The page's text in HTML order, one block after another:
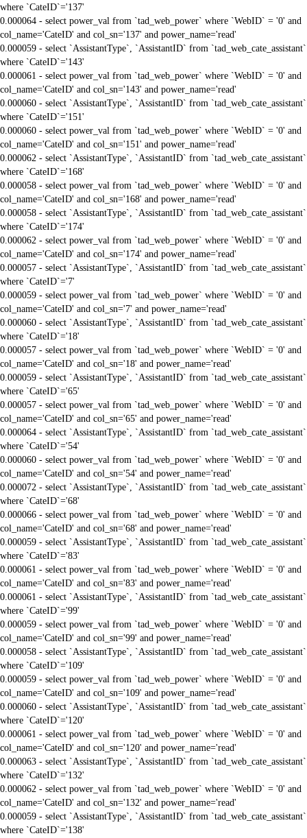
where `CateID`='137'
0.000064 - select power_val from `tad_web_power` where `WebID` = '0' and
col_name='CateID' and col_sn='137' and power_name='read'
0.000059 - select `AssistantType`, `AssistantID` from `tad_web_cate_assistant`
where `CateID`='143'
0.000061 - select power_val from `tad_web_power` where `WebID` = '0' and
col_name='CateID' and col_sn='143' and power_name='read'
0.000060 - select `AssistantType`, `AssistantID` from `tad_web_cate_assistant`
where `CateID`='151'
0.000060 - select power_val from `tad_web_power` where `WebID` = '0' and
col_name='CateID' and col_sn='151' and power_name='read'
0.000062 - select `AssistantType`, `AssistantID` from `tad_web_cate_assistant`
where `CateID`='168'
0.000058 - select power_val from `tad_web_power` where `WebID` = '0' and
col_name='CateID' and col_sn='168' and power_name='read'
0.000058 - select `AssistantType`, `AssistantID` from `tad_web_cate_assistant`
where `CateID`='174'
0.000062 - select power_val from `tad_web_power` where `WebID` = '0' and
col_name='CateID' and col_sn='174' and power_name='read'
0.000057 - select `AssistantType`, `AssistantID` from `tad_web_cate_assistant`
where `CateID`='7'
0.000059 - select power_val from `tad_web_power` where `WebID` = '0' and
col_name='CateID' and col_sn='7' and power_name='read'
0.000060 - select `AssistantType`, `AssistantID` from `tad_web_cate_assistant`
where `CateID`='18'
0.000057 - select power_val from `tad_web_power` where `WebID` = '0' and
col_name='CateID' and col_sn='18' and power_name='read'
0.000059 - select `AssistantType`, `AssistantID` from `tad_web_cate_assistant`
where `CateID`='65'
0.000057 - select power_val from `tad_web_power` where `WebID` = '0' and
col_name='CateID' and col_sn='65' and power_name='read'
0.000064 - select `AssistantType`, `AssistantID` from `tad_web_cate_assistant`
where `CateID`='54'
0.000060 - select power_val from `tad_web_power` where `WebID` = '0' and
col_name='CateID' and col_sn='54' and power_name='read'
0.000072 - select `AssistantType`, `AssistantID` from `tad_web_cate_assistant`
where `CateID`='68'
0.000066 - select power_val from `tad_web_power` where `WebID` = '0' and
col_name='CateID' and col_sn='68' and power_name='read'
0.000059 - select `AssistantType`, `AssistantID` from `tad_web_cate_assistant`
where `CateID`='83'
0.000061 - select power_val from `tad_web_power` where `WebID` = '0' and
col_name='CateID' and col_sn='83' and power_name='read'
0.000061 - select `AssistantType`, `AssistantID` from `tad_web_cate_assistant`
where `CateID`='99'
0.000059 - select power_val from `tad_web_power` where `WebID` = '0' and
col_name='CateID' and col_sn='99' and power_name='read'
0.000058 - select `AssistantType`, `AssistantID` from `tad_web_cate_assistant`
where `CateID`='109'
0.000059 - select power_val from `tad_web_power` where `WebID` = '0' and
col_name='CateID' and col_sn='109' and power_name='read'
0.000060 - select `AssistantType`, `AssistantID` from `tad_web_cate_assistant`
where `CateID`='120'
0.000061 - select power_val from `tad_web_power` where `WebID` = '0' and
col_name='CateID' and col_sn='120' and power_name='read'
0.000063 - select `AssistantType`, `AssistantID` from `tad_web_cate_assistant`
where `CateID`='132'
0.000062 - select power_val from `tad_web_power` where `WebID` = '0' and
col_name='CateID' and col_sn='132' and power_name='read'
0.000059 - select `AssistantType`, `AssistantID` from `tad_web_cate_assistant`
where `CateID`='138'